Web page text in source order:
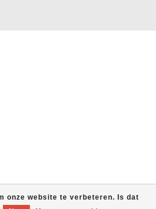
onze website te verbeteren. Is dat